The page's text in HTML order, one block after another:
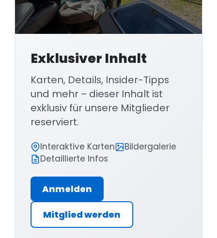
Exklusiver Inhalt
Karten, Details, Insider-Tipps
und mehr – dieser Inhalt ist
exklusiv für unsere Mitglieder
reserviert.
Interaktive Karten
Bildergalerie
Detaillierte Infos
Anmelden
Mitglied werden